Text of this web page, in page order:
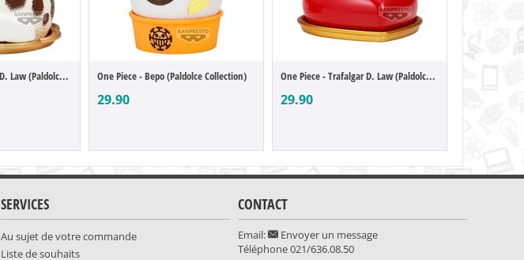
One Piece - Trafalgar D. Law (Paldolce Co... One Piece - Bepo (Paldolce Collection)
29.90
One Piece - Trafalgar D. Law (Paldolce Co...
29.90
SERVICES
Au sujet de votre commande
Liste de souhaits
CONTACT
Email:
Envoyer un message
Téléphone021/636.08.50